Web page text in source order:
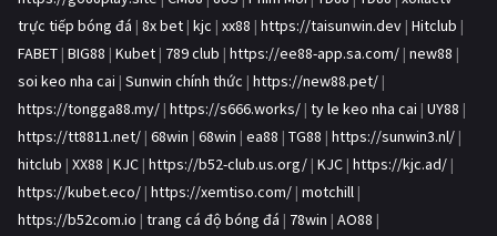
trực tiếp bóng đá | 8x bet | kjc | xx88 | https://taisunwin.dev | Hitclub |
FABET | BIG88 | Kubet | 789 club | https://ee88-app.sa.com/ | new88 |
soi keo nha cai | Sunwin chính thức | https://new88.pet/ |
https://tongga88.my/ | https://s666.works/ | ty le keo nha cai | UY88 |
https://tt8811.net/ | 68win | 68win | ea88 | TG88 | https://sunwin3.nl/ |
hitclub | XX88 | KJC | https://b52-club.us.org/ | KJC | https://kjc.ad/ |
https://kubet.eco/ | https://xemtiso.com/ | motchill |
https://b52com.io | trang cá độ bóng đá | 78win | AO88 |